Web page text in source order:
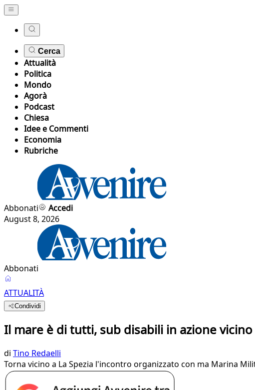
Cerca
Attualità
Politica
Mondo
Agorà
Podcast
Chiesa
Idee e Commenti
Economia
Rubriche
Abbonati
Accedi
August 8, 2026
Abbonati
ATTUALITÀ
Condividi
Il mare è di tutti, sub disabili in azione
di Tino Redaelli
Torna vicino a La Spezia l'incontro organizzato con ma Marina